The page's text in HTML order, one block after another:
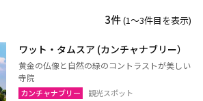
3件(1〜3件目を表示)
ワット・タムスア (カンチャナブリー）
黄金の仏像と自然の緑のコントラストが美しい
寺院
カンチャナブリー 観光スポット